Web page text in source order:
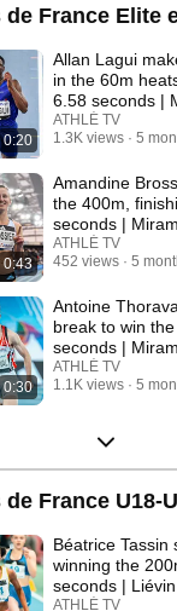
France Elite
0:20
Allan Lagui
in the 60m
6.58 seconds |
ATHLÉ TV
1.3K views
5
0:43
Amandine
the 400m,
seconds |
ATHLÉ TV
452 views
5
0:30
Antoine
break to win
seconds |
ATHLÉ TV
1.1K views
5
France U18-
Béatrice Tassin
winning the
seconds |
ATHLÉ TV